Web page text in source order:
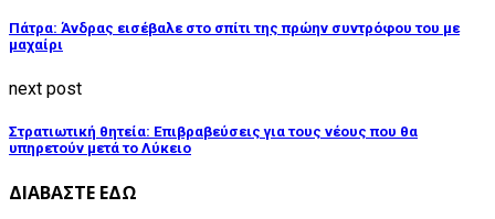
Πάτρα: Άνδρας εισέβαλε στο σπίτι της πρώην συντρόφου του με
μαχαίρι
next post
Στρατιωτική θητεία: Επιβραβεύσεις για τους νέους που θα
υπηρετούν μετά το Λύκειο
ΔΙΑΒΑΣΤΕ ΕΔΩ